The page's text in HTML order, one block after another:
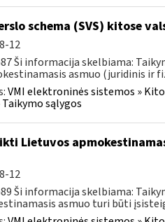
schema (SVS) kitose
12
Ši informacija skelbiama:
asmuo (juridinis ir
VMI elektroninės sistemos »
sąlygos
Lietuvos
12
Ši informacija skelbiama:
asmuo turi būti